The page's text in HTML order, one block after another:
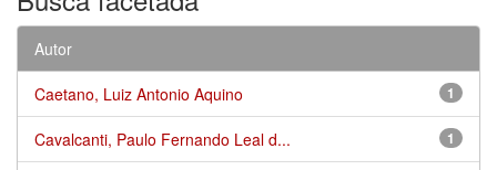
Autor
1
Caetano, Luiz Antonio Aquino
1
Cavalcanti, Paulo Fernando Leal d...